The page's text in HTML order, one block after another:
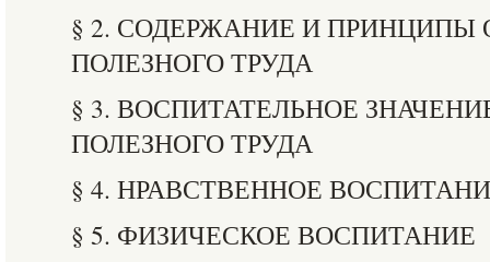
§ 2. СОДЕРЖАНИЕ И
ПОЛЕЗНОГО ТРУДА
§ 3. ВОСПИТАТЕЛЬНОЕ
ПОЛЕЗНОГО ТРУДА
§ 4. НРАВСТВЕННОЕ
§ 5. ФИЗИЧЕСКОЕ ВОСПИТАНИЕ